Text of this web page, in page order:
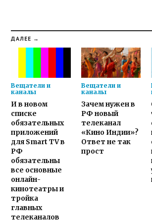
ДАЛЕЕ →
Вещатели и
каналы
И в новом
списке
обязательных
приложений
для Smart TV в
РФ
обязательны
все основные
онлайн-
кинотеатры и
тройка
главных
телеканалов
Вещатели и
каналы
Зачем нужен в
РФ новый
телеканал
«Кино Индии»?
Ответ не так
прост